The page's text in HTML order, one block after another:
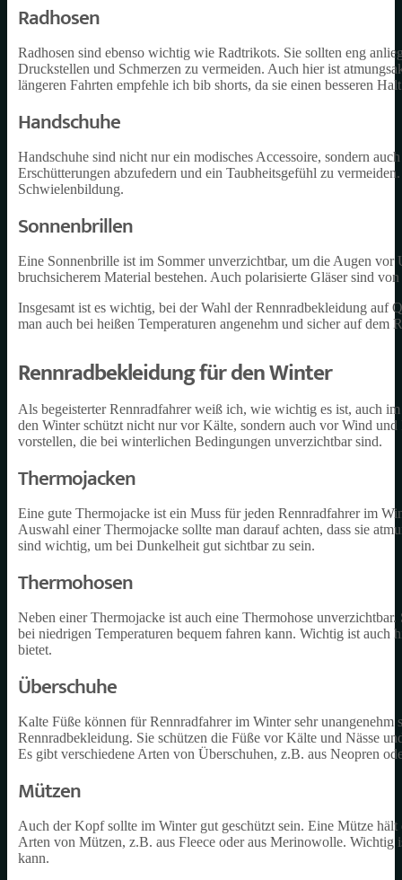
Radhosen
Radhosen sind ebenso wichtig wie Radtrikots. Sie sollten eng
Druckstellen und Schmerzen zu vermeiden. Auch hier ist
längeren Fahrten empfehle ich bib shorts, da sie einen besseren
Handschuhe
Handschuhe sind nicht nur ein modisches Accessoire, sondern
Erschütterungen abzufedern und ein Taubheitsgefühl zu
Schwielenbildung.
Sonnenbrillen
Eine Sonnenbrille ist im Sommer unverzichtbar, um die Augen
bruchsicherem Material bestehen. Auch polarisierte Gläser sind
Insgesamt ist es wichtig, bei der Wahl der Rennradbekleidung
man auch bei heißen Temperaturen angenehm und sicher auf dem
Rennradbekleidung für den Winter
Als begeisterter Rennradfahrer weiß ich, wie wichtig es ist, auch
den Winter schützt nicht nur vor Kälte, sondern auch vor Wind
vorstellen, die bei winterlichen Bedingungen unverzichtbar sind.
Thermojacken
Eine gute Thermojacke ist ein Muss für jeden Rennradfahrer im
Auswahl einer Thermojacke sollte man darauf achten, dass sie
sind wichtig, um bei Dunkelheit gut sichtbar zu sein.
Thermohosen
Neben einer Thermojacke ist auch eine Thermohose
bei niedrigen Temperaturen bequem fahren kann. Wichtig ist auch
bietet.
Überschuhe
Kalte Füße können für Rennradfahrer im Winter sehr
Rennradbekleidung. Sie schützen die Füße vor Kälte und Nässe
Es gibt verschiedene Arten von Überschuhen, z.B. aus Neopren
Mützen
Auch der Kopf sollte im Winter gut geschützt sein. Eine Mütze
Arten von Mützen, z.B. aus Fleece oder aus Merinowolle. Wichtig
kann.